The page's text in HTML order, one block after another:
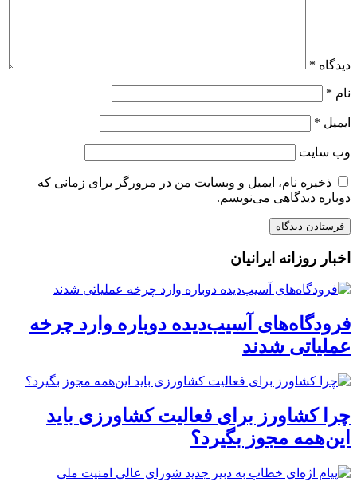
دیدگاه *
نام *
ایمیل *
وب‌ سایت
ذخیره نام، ایمیل و وبسایت من در مرورگر برای زمانی که
دوباره دیدگاهی می‌نویسم.
اخبار روزانه ایرانیان
فرودگاه‌های آسیب‌دیده دوباره وارد چرخه
عملیاتی شدند
چرا کشاورز برای فعالیت کشاورزی باید
این‌همه مجوز بگیرد؟